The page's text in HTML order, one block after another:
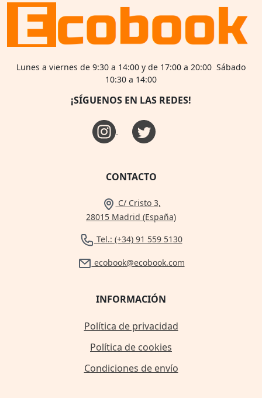
Lunes a viernes de 9:30 a 14:00 y de 17:00 a 20:00 Sábado
10:30 a 14:00
¡SÍGUENOS EN LAS REDES!
CONTACTO
C/ Cristo 3,
28015 Madrid (España)
Tel.: (+34) 91 559 5130
ecobook@ecobook.com
INFORMACIÓN
Política de privacidad
Política de cookies
Condiciones de envío